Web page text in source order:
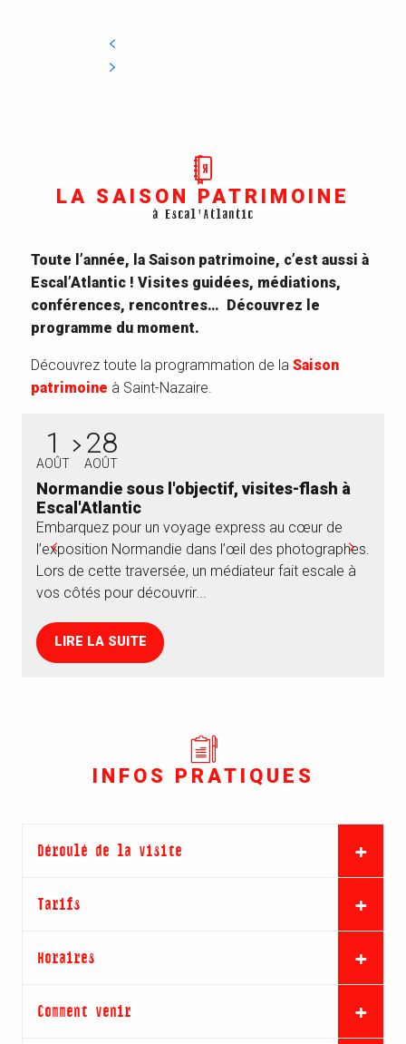
LA SAISON PATRIMOINE
à Escal'Atlantic
Toute l’année, la Saison patrimoine, c’est aussi à
Escal’Atlantic ! Visites guidées, médiations,
conférences, rencontres… Découvrez le
programme du moment.
Découvrez toute la programmation de la Saison
patrimoine à Saint-Nazaire.
1
AOÛT
28
AOÛT
Normandie sous l'objectif, visites-flash à
Escal'Atlantic
Embarquez pour un voyage express au cœur de
l’exposition Normandie dans l’œil des photographes.
Lors de cette traversée, un médiateur fait escale à
vos côtés pour découvrir...
LIRE LA SUITE
INFOS PRATIQUES
Déroulé de la visite
Tarifs
Horaires
Comment venir